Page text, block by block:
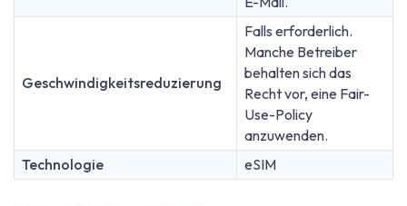
Geschwindigkeitsreduzierung
Falls erforderlich.
Manche Betreiber
behalten sich das
Recht vor, eine Fair-
Use-Policy
anzuwenden.
Technologie
eSIM